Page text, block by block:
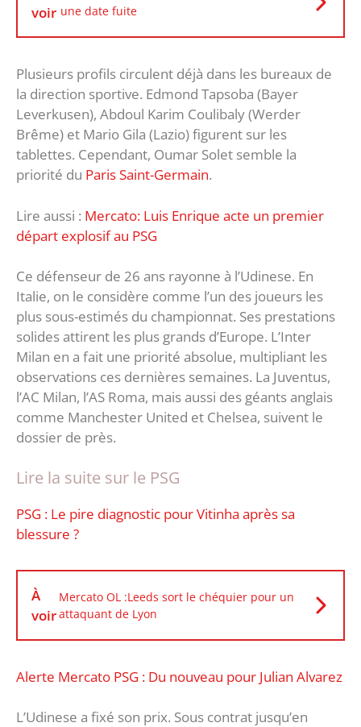
voir une date fuite
Plusieurs profils circulent déjà dans les bureaux de
la direction sportive. Edmond Tapsoba (Bayer
Leverkusen), Abdoul Karim Coulibaly (Werder
Brême) et Mario Gila (Lazio) figurent sur les
tablettes. Cependant, Oumar Solet semble la
priorité du Paris Saint-Germain.
Lire aussi : Mercato: Luis Enrique acte un premier
départ explosif au PSG
Ce défenseur de 26 ans rayonne à l’Udinese. En
Italie, on le considère comme l’un des joueurs les
plus sous-estimés du championnat. Ses prestations
solides attirent les plus grands d’Europe. L’Inter
Milan en a fait une priorité absolue, multipliant les
observations ces dernières semaines. La Juventus,
l’AC Milan, l’AS Roma, mais aussi des géants anglais
comme Manchester United et Chelsea, suivent le
dossier de près.
Lire la suite sur le PSG
‎PSG : Le pire diagnostic pour Vitinha après sa
blessure ?
À
voir
Mercato OL :Leeds sort le chéquier pour un
attaquant de Lyon
‎Alerte Mercato PSG : Du nouveau pour Julian Alvarez
L’Udinese a fixé son prix. Sous contrat jusqu’en